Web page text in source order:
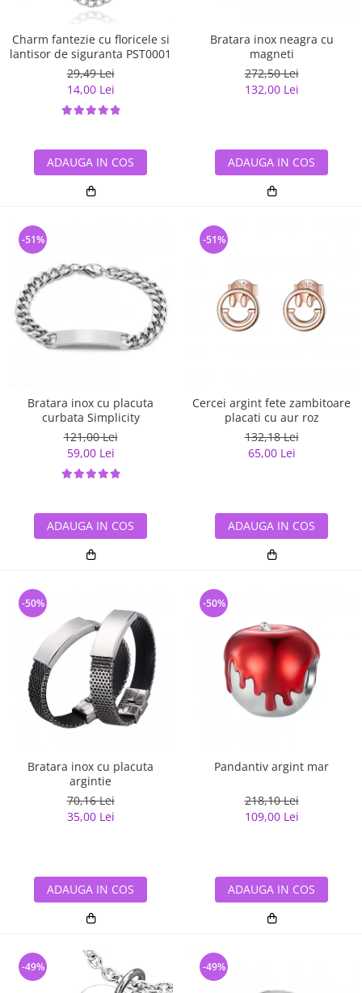
Charm fantezie cu floricele si
lantisor de siguranta PST0001
29,49 Lei
14,00 Lei
ADAUGA IN COS
Bratara inox neagra cu
magneti
272,50 Lei
132,00 Lei
ADAUGA IN COS
Bratara inox cu placuta
curbata Simplicity
121,00 Lei
59,00 Lei
-51%
ADAUGA IN COS
Cercei argint fete zambitoare
placati cu aur roz
132,18 Lei
65,00 Lei
-51%
ADAUGA IN COS
Bratara inox cu placuta
argintie
70,16 Lei
35,00 Lei
-50%
ADAUGA IN COS
Pandantiv argint mar
218,10 Lei
109,00 Lei
-50%
ADAUGA IN COS
-49% -49%